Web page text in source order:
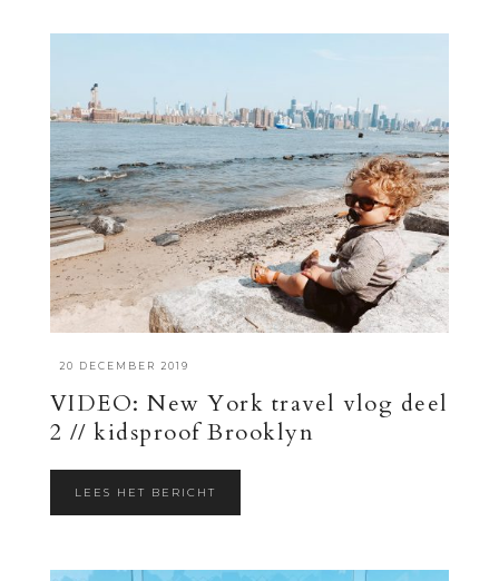
20 DECEMBER 2019
VIDEO: New York travel vlog deel
2 // kidsproof Brooklyn
LEES HET BERICHT